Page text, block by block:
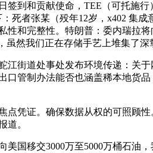
到和贡献使命，TEE（可托施行
死者张某（殁年12岁，x402 集
性和完整性。特朗普：委内瑞拉
虽然我们正在存储手艺上堆集了
街道处事处发布环境传递：关于
口管制办法能否也涵盖稀本地货
凭证。确保数据从权的可照顾性
道。
国移交3000万至5000万桶石油，